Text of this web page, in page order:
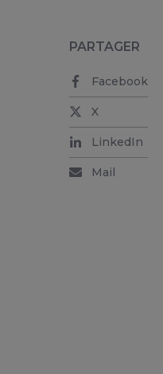
PARTAGER
Facebook
X
LinkedIn
Mail